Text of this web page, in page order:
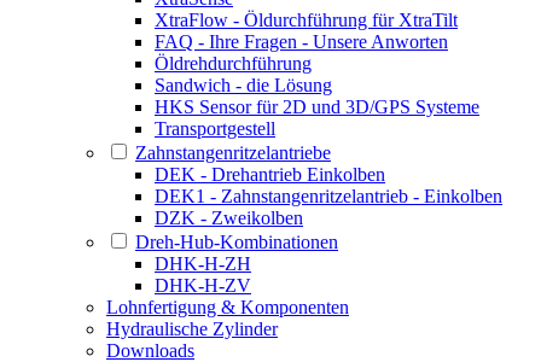
XtraFlow - Öldurchführung für XtraTilt
FAQ - Ihre Fragen - Unsere Anworten
Öldrehdurchführung
Sandwich - die Lösung
HKS Sensor für 2D und 3D/GPS Systeme
Transportgestell
Zahnstangenritzelantriebe
DEK - Drehantrieb Einkolben
DEK1 - Zahnstangenritzelantrieb - Einkolben
DZK - Zweikolben
Dreh-Hub-Kombinationen
DHK-H-ZH
DHK-H-ZV
Lohnfertigung & Komponenten
Hydraulische Zylinder
Downloads